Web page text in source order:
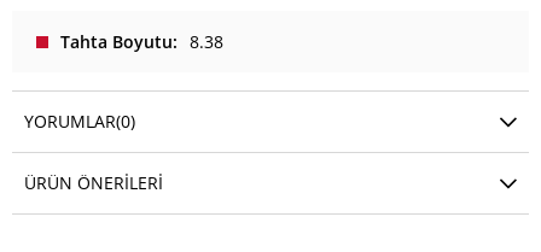
Tahta Boyutu 8.38
YORUMLAR(0)
ÜRÜN ÖNERILERI